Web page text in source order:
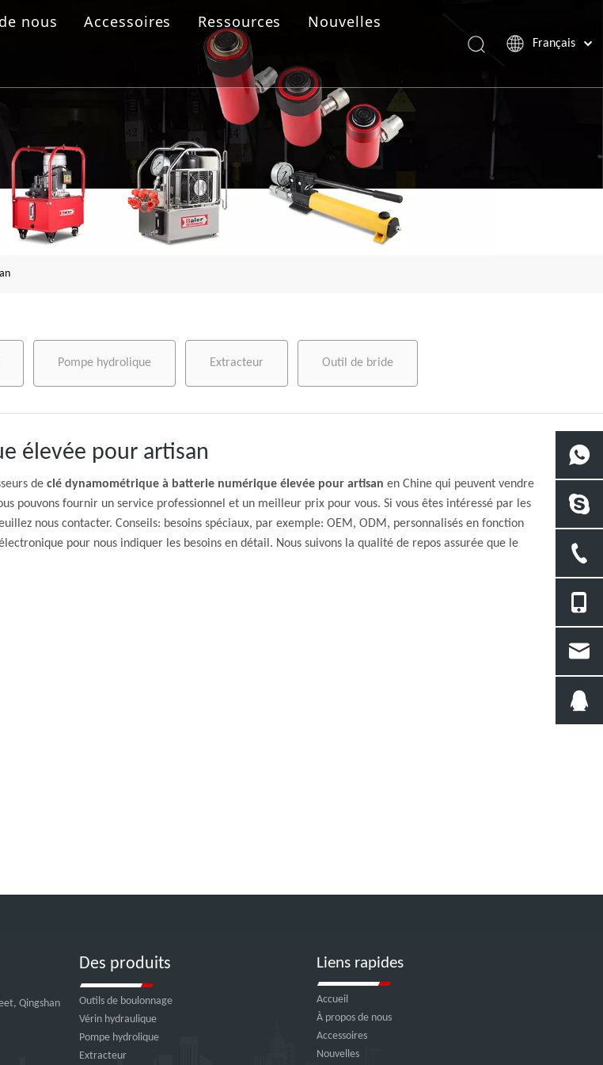
nous Accessoires Ressources Nouvelles
Français
Español
Pompe hydrolique Extracteur Outil de bride
élevée pour artisan
de clé dynamométrique à batterie numérique élevée pour artisan en Chine qui peuvent vendre
pouvons fournir un service professionnel et un meilleur prix pour vous. Si vous êtes intéressé par les
nous contacter. Conseils: besoins spéciaux, par exemple: OEM, ODM, personnalisés en fonction
pour nous indiquer les besoins en détail. Nous suivons la qualité de repos assurée que le
Qingshan
Des produits
Outils de boulonnage
Vérin hydraulique
Pompe hydrolique
Extracteur
Liens rapides
Accueil
À propos de nous
Accessoires
Nouvelles